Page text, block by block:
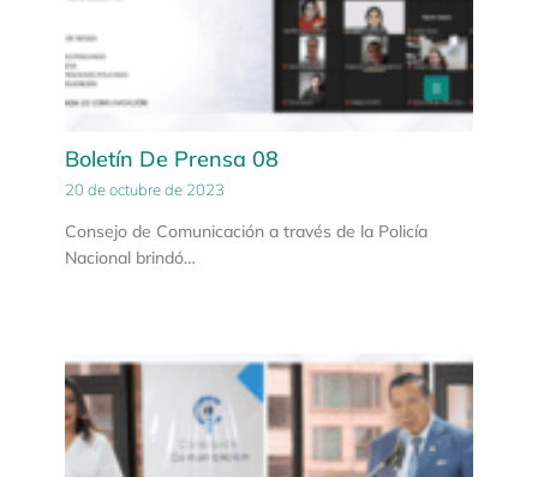
Boletín De Prensa 08
20 de octubre de 2023
Consejo de Comunicación a través de la Policía
Nacional brindó…